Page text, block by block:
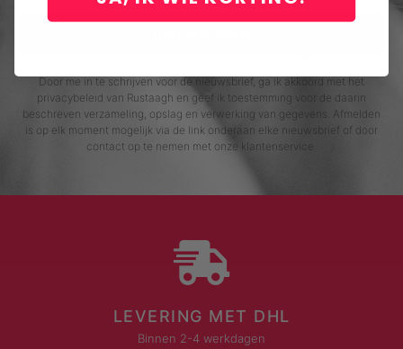
Door me in te schrijven voor de nieuwsbrief, ga ik akkoord met het
privacybeleid van Rustaagh en geef ik toestemming voor de daarin
beschreven verzameling, opslag en verwerking van gegevens. Afmelden
is op elk moment mogelijk via de link onderaan elke nieuwsbrief of door
contact op te nemen met onze klantenservice.
LEVERING MET DHL
Binnen 2-4 werkdagen